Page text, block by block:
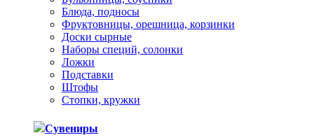
Блюда, подносы
Фруктовницы, орешница, корзинки
Доски сырные
Наборы специй, солонки
Ложки
Подставки
Штофы
Стопки, кружки
Сувениры